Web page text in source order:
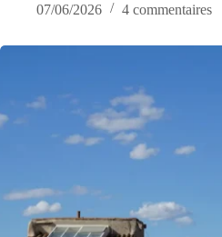
07/06/2026
4 commentaires